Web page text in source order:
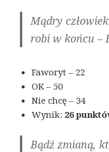
Mądry
robi w końcu –
Faworyt – 22
OK – 50
Nie chcę – 34
Wynik: 26
Bądź zmianą,